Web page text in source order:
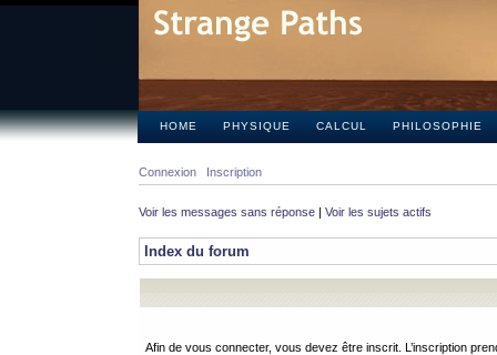
HOME PHYSIQUE CALCUL PHILOSOPHIE
Connexion Inscription
Voir les messages sans réponse | Voir les sujets actifs
Index du forum
Afin de vous connecter, vous devez être inscrit. L’inscription